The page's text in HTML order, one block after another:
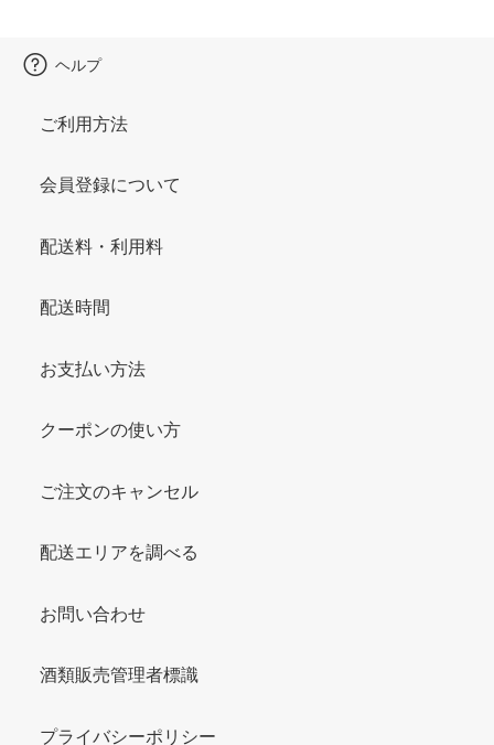
ヘルプ
ご利用方法
会員登録について
配送料・利用料
配送時間
お支払い方法
クーポンの使い方
ご注文のキャンセル
配送エリアを調べる
お問い合わせ
酒類販売管理者標識
プライバシーポリシー